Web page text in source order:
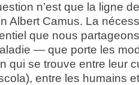
n’est que la ligne
Albert Camus. La
que nous
— que porte les
qui se trouve entre leur
entre les humains